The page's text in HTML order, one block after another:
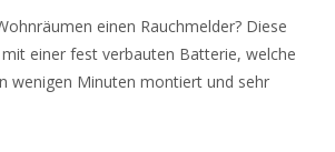
einen Rauchmelder? Diese
einer fest verbauten Batterie, welche
wenigen Minuten montiert und sehr